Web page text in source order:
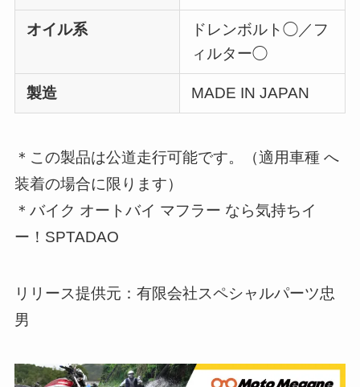
オイル系
ドレンボルト◯／フ
ィルター◯
製造 MADE IN JAPAN
＊この製品は公道走行可能です。（適用車種 へ
装着の場合に限ります）
＊バイク オートバイ マフラー なら気持ちイ
ー！SPTADAO
リリース提供元：有限会社スペシャルパーツ忠
男